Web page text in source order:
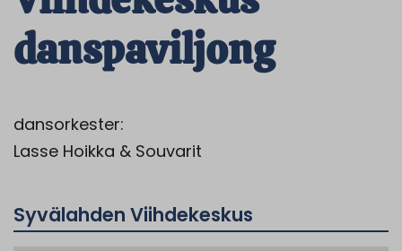
danspaviljong
dansorkester:
Lasse Hoikka & Souvarit
Syvälahden Viihdekeskus